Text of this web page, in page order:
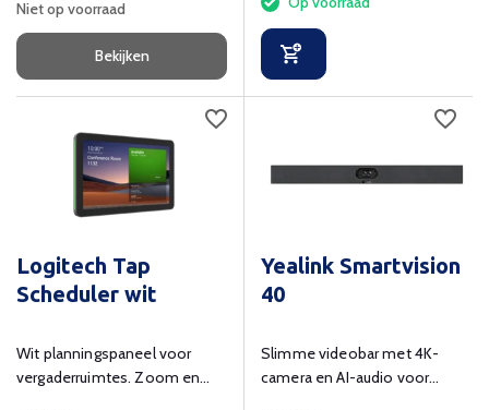
Niet op voorraad
Bekijken
Logitech Tap
Scheduler wit
Wit planningspaneel voor
vergaderruimtes. Zoom en
Yealink Smartvision
40
Slimme videobar met 4K-
camera en AI-audio voor